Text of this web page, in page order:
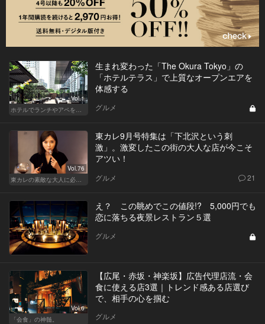
Vol.1
ホテルでランチやアペを楽しもう！東京の名店へ
生まれ変わった「The Okura Tokyo」の
「ホテルテラス」で上質なオープンエアを
体感する
グルメ
Vol.76
東カレの素敵な大人に必要なこと
東カレ9月号特集は「下北沢という刺
激」。激変したこの街の大人な店が今こそ
アツい！
グルメ 21
え？ この眺めでこの値段!? 5,000円でも
恋に落ちる夜景レストラン５選
グルメ
Vol.6
「会食」の神髄。
【広尾・赤坂・神楽坂】広告代理店流・会
食に使える店3選｜トレンド感ある店選び
で、相手の心を掴む
グルメ